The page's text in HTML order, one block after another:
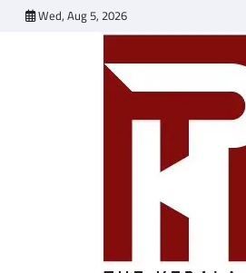
Wed, Aug 5, 2026